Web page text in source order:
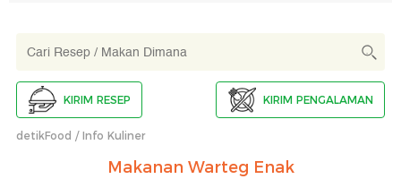
KIRIM RESEP KIRIM PENGALAMAN
detikFood Info Kuliner
Makanan Warteg Enak